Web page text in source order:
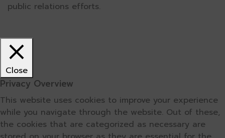
public relations efforts.
Close
Privacy Overview
This website uses cookies to improve your experience
while you navigate through the website. Out of these,
the cookies that are categorized as necessary are